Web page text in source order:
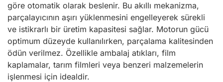
göre otomatik olarak beslenir. Bu akıllı mekanizma,
parçalayıcının aşırı yüklenmesini engelleyerek sürekli
ve istikrarlı bir üretim kapasitesi sağlar. Motorun gücü
optimum düzeyde kullanılırken, parçalama kalitesinden
ödün verilmez. Özellikle ambalaj atıkları, film
kaplamalar, tarım filmleri veya benzeri malzemelerin
işlenmesi için idealdir.